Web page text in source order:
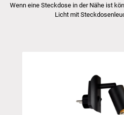
Wenn eine Steckdose in der Nähe ist
Licht mit